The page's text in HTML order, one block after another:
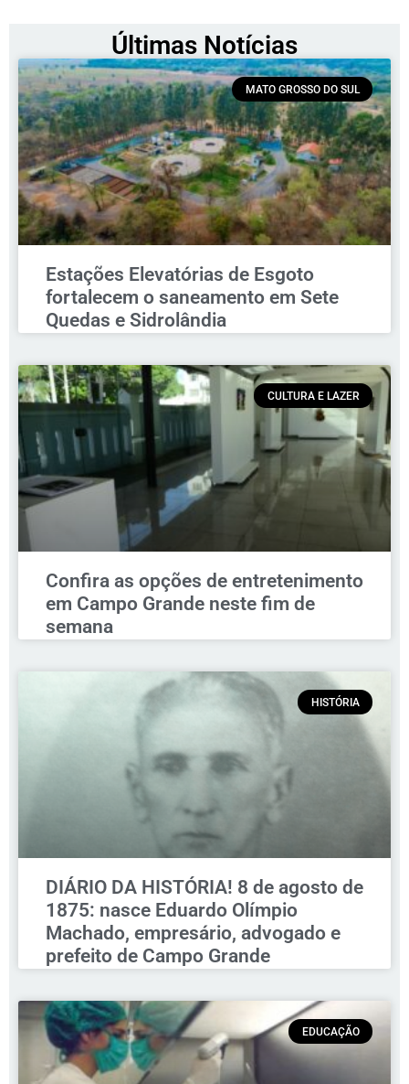
Últimas Notícias
MATO GROSSO DO SUL
Estações Elevatórias de Esgoto
fortalecem o saneamento em Sete
Quedas e Sidrolândia
CULTURA E LAZER
Confira as opções de entretenimento
em Campo Grande neste fim de
semana
HISTÓRIA
DIÁRIO DA HISTÓRIA! 8 de agosto de
1875: nasce Eduardo Olímpio
Machado, empresário, advogado e
prefeito de Campo Grande
EDUCAÇÃO